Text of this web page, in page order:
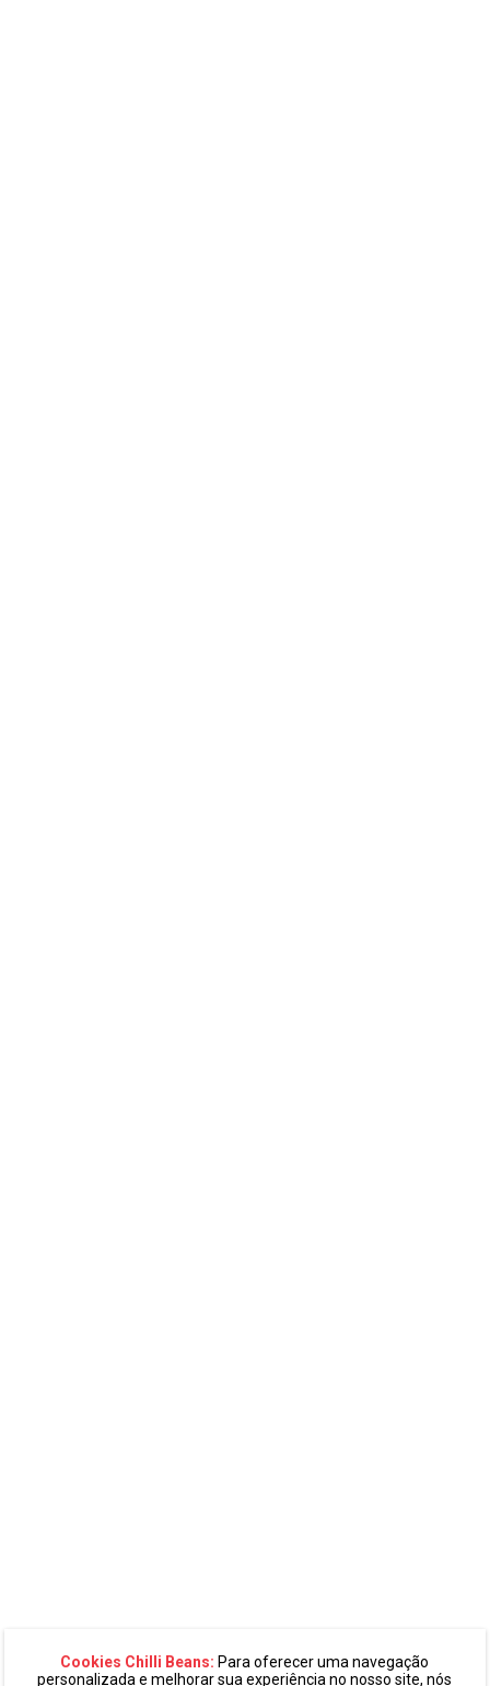
Cookies Chilli Beans: Para oferecer uma navegação
personalizada e melhorar sua experiência no nosso site, nós